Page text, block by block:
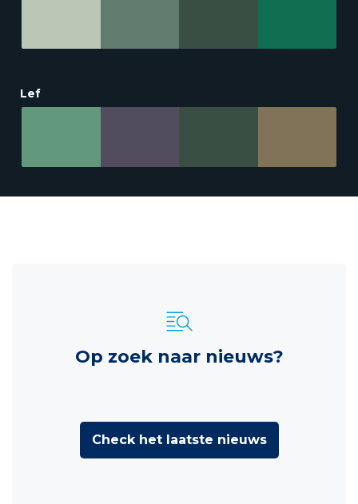
Lef
Op zoek naar nieuws?
Check het laatste nieuws